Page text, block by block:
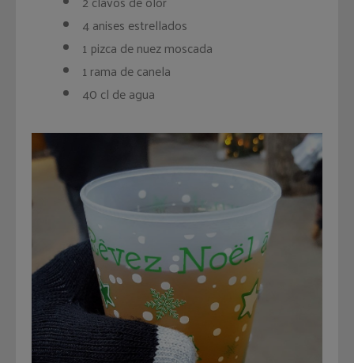
4 anises estrellados
1 pizca de nuez moscada
1 rama de canela
40 cl de agua